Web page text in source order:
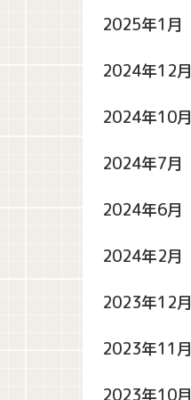
2025年1月
2024年12月
2024年10月
2024年7月
2024年6月
2024年2月
2023年12月
2023年11月
2023年10月